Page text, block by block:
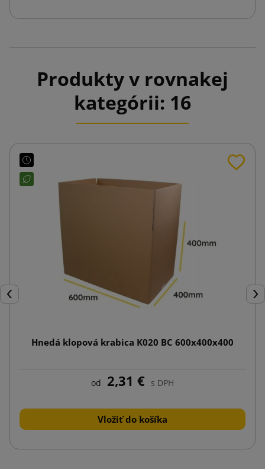
Produkty v rovnakej
kategórii: 16
Späť
Hnedá klopová krabica K020 BC 600x400x400
od 2,31 € s DPH
Vložiť do košíka